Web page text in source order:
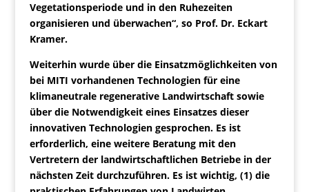
Vegetationsperiode und in den Ruhezeiten
organisieren und überwachen“, so Prof. Dr. Eckart
Kramer.
Weiterhin wurde über die Einsatzmöglichkeiten von
bei MITI vorhandenen Technologien für eine
klimaneutrale regenerative Landwirtschaft sowie
über die Notwendigkeit eines Einsatzes dieser
innovativen Technologien gesprochen. Es ist
erforderlich, eine weitere Beratung mit den
Vertretern der landwirtschaftlichen Betriebe in der
nächsten Zeit durchzuführen. Es ist wichtig, (1) die